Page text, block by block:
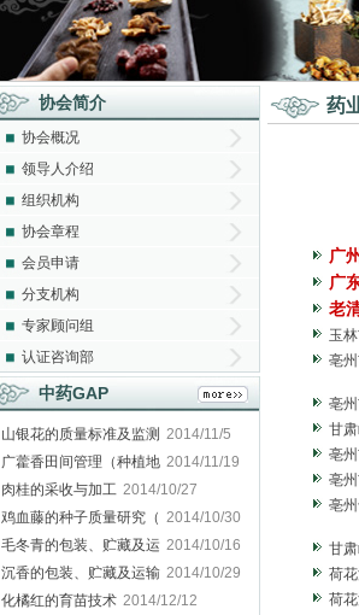
协会简介
协会概况
领导人介绍
组织机构
协会章程
会员申请
分支机构
专家顾问组
认证咨询部
中药GAP
山银花的质量标准及监测 2014/11/5
广藿香田间管理（种植地 2014/11/19
肉桂的采收与加工 2014/10/27
鸡血藤的种子质量研究（ 2014/10/30
毛冬青的包装、贮藏及运 2014/10/16
沉香的包装、贮藏及运输 2014/10/29
化橘红的育苗技术 2014/12/12
药
广
广
老
玉
亳
亳
甘
亳
亳
亳
甘
荷
荷